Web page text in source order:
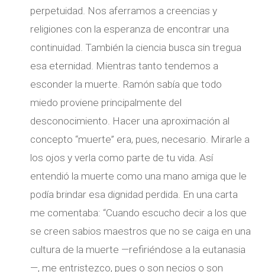
perpetuidad. Nos aferramos a creencias y
religiones con la esperanza de encontrar una
continuidad. También la ciencia busca sin tregua
esa eternidad. Mientras tanto tendemos a
esconder la muerte. Ramón sabía que todo
miedo proviene principalmente del
desconocimiento. Hacer una aproximación al
concepto “muerte” era, pues, necesario. Mirarle a
los ojos y verla como parte de tu vida. Así
entendió la muerte como una mano amiga que le
podía brindar esa dignidad perdida. En una carta
me comentaba: “Cuando escucho decir a los que
se creen sabios maestros que no se caiga en una
cultura de la muerte —refiriéndose a la eutanasia
—, me entristezco, pues o son necios o son